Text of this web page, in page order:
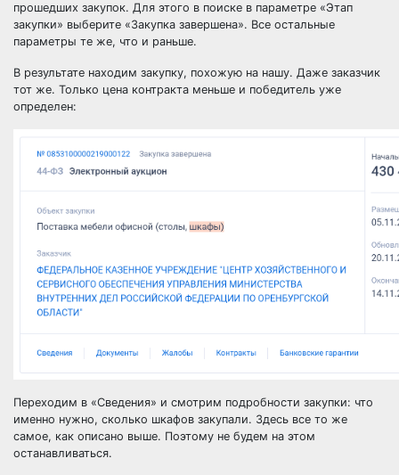
прошедших закупок. Для этого в поиске в параметре «Этап
закупки» выберите «Закупка завершена». Все остальные
параметры те же, что и раньше.
В результате находим закупку, похожую на нашу. Даже заказчик
тот же. Только цена контракта меньше и победитель уже
определен:
Переходим в «Сведения» и смотрим подробности закупки: что
именно нужно, сколько шкафов закупали. Здесь все то же
самое, как описано выше. Поэтому не будем на этом
останавливаться.